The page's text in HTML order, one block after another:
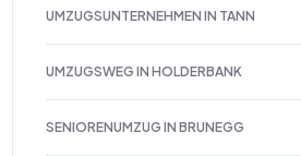
UMZUGSUNTERNEHMEN IN TANN
UMZUGSWEG IN HOLDERBANK
SENIORENUMZUG IN BRUNEGG